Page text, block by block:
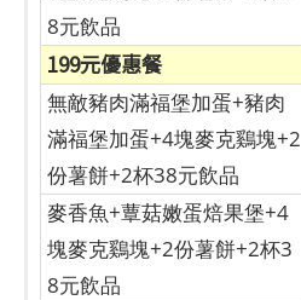
8元飲品
199元優惠餐
無敵豬肉滿福堡加蛋+豬肉
滿福堡加蛋+4塊麥克鷄塊+2
份薯餅+2杯38元飲品
麥香魚+蕈菇嫩蛋焙果堡+4
塊麥克鷄塊+2份薯餅+2杯3
8元飲品